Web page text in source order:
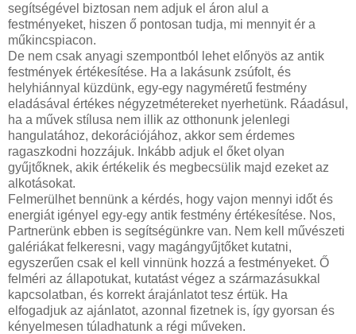
segítségével biztosan nem adjuk el áron alul a
festményeket, hiszen ő pontosan tudja, mi mennyit ér a
műkincspiacon.
De nem csak anyagi szempontból lehet előnyös az antik
festmények értékesítése. Ha a lakásunk zsúfolt, és
helyhiánnyal küzdünk, egy-egy nagyméretű festmény
eladásával értékes négyzetmétereket nyerhetünk. Ráadásul,
ha a művek stílusa nem illik az otthonunk jelenlegi
hangulatához, dekorációjához, akkor sem érdemes
ragaszkodni hozzájuk. Inkább adjuk el őket olyan
gyűjtőknek, akik értékelik és megbecsülik majd ezeket az
alkotásokat.
Felmerülhet bennünk a kérdés, hogy vajon mennyi időt és
energiát igényel egy-egy antik festmény értékesítése. Nos,
Partnerünk ebben is segítségünkre van. Nem kell művészeti
galériákat felkeresni, vagy magángyűjtőket kutatni,
egyszerűen csak el kell vinnünk hozzá a festményeket. Ő
felméri az állapotukat, kutatást végez a származásukkal
kapcsolatban, és korrekt árajánlatot tesz értük. Ha
elfogadjuk az ajánlatot, azonnal fizetnek is, így gyorsan és
kényelmesen túladhatunk a régi műveken.